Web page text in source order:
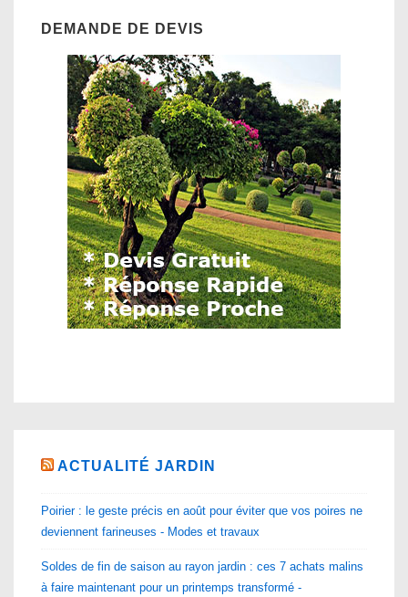
DEMANDE DE DEVIS
ACTUALITÉ JARDIN
Poirier : le geste précis en août pour éviter que vos poires ne
deviennent farineuses - Modes et travaux
Soldes de fin de saison au rayon jardin : ces 7 achats malins
à faire maintenant pour un printemps transformé -